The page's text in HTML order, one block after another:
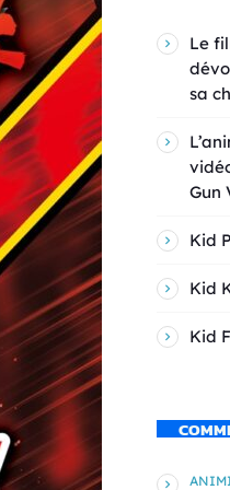
Le
sa
Gun
Kid
Kid
Kid